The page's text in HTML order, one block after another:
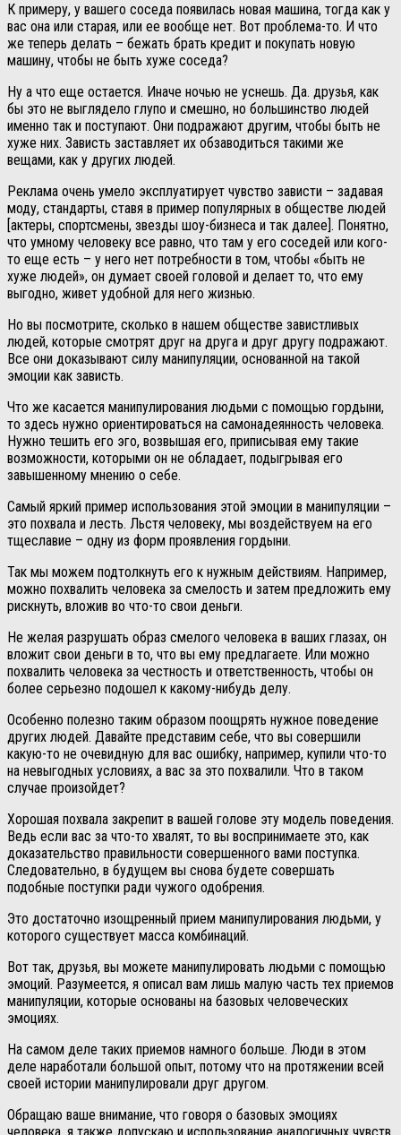
К примеру, у вашего соседа появилась новая машина, тогда как у
вас она или старая, или ее вообще нет. Вот проблема-то. И что
же теперь делать – бежать брать кредит и покупать новую
машину, чтобы не быть хуже соседа?
Ну а что еще остается. Иначе ночью не уснешь. Да. друзья, как
бы это не выглядело глупо и смешно, но большинство людей
именно так и поступают. Они подражают другим, чтобы быть не
хуже них. Зависть заставляет их обзаводиться такими же
вещами, как у других людей.
Реклама очень умело эксплуатирует чувство зависти – задавая
моду, стандарты, ставя в пример популярных в обществе людей
[актеры, спортсмены, звезды шоу-бизнеса и так далее]. Понятно,
что умному человеку все равно, что там у его соседей или кого-
то еще есть – у него нет потребности в том, чтобы «быть не
хуже людей», он думает своей головой и делает то, что ему
выгодно, живет удобной для него жизнью.
Но вы посмотрите, сколько в нашем обществе завистливых
людей, которые смотрят друг на друга и друг другу подражают.
Все они доказывают силу манипуляции, основанной на такой
эмоции как зависть.
Что же касается манипулирования людьми с помощью гордыни,
то здесь нужно ориентироваться на самонадеянность человека.
Нужно тешить его эго, возвышая его, приписывая ему такие
возможности, которыми он не обладает, подыгрывая его
завышенному мнению о себе.
Самый яркий пример использования этой эмоции в манипуляции –
это похвала и лесть. Льстя человеку, мы воздействуем на его
тщеславие – одну из форм проявления гордыни.
Так мы можем подтолкнуть его к нужным действиям. Например,
можно похвалить человека за смелость и затем предложить ему
рискнуть, вложив во что-то свои деньги.
Не желая разрушать образ смелого человека в ваших глазах, он
вложит свои деньги в то, что вы ему предлагаете. Или можно
похвалить человека за честность и ответственность, чтобы он
более серьезно подошел к какому-нибудь делу.
Особенно полезно таким образом поощрять нужное поведение
других людей. Давайте представим себе, что вы совершили
какую-то не очевидную для вас ошибку, например, купили что-то
на невыгодных условиях, а вас за это похвалили. Что в таком
случае произойдет?
Хорошая похвала закрепит в вашей голове эту модель поведения.
Ведь если вас за что-то хвалят, то вы воспринимаете это, как
доказательство правильности совершенного вами поступка.
Следовательно, в будущем вы снова будете совершать
подобные поступки ради чужого одобрения.
Это достаточно изощренный прием манипулирования людьми, у
которого существует масса комбинаций.
Вот так, друзья, вы можете манипулировать людьми с помощью
эмоций. Разумеется, я описал вам лишь малую часть тех приемов
манипуляции, которые основаны на базовых человеческих
эмоциях.
На самом деле таких приемов намного больше. Люди в этом
деле наработали большой опыт, потому что на протяжении всей
своей истории манипулировали друг другом.
Обращаю ваше внимание, что говоря о базовых эмоциях